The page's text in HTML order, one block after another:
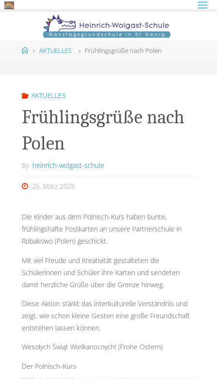
Skip
HomeAKTUELLES Frühlingsgrüße nach Polen
AKTUELLES
Frühlingsgrüße nach
Polen
By heinrich-wolgast-schule
26. März 2026
Die Kinder aus dem Polnisch-Kurs haben bunte,
frühlingshafte Postkarten an unsere Partnerschule in
Robakowo (Polen) geschickt.
Mit viel Freude und Kreativität gestalteten die
Schülerinnen und Schüler ihre Karten und sendeten
damit herzliche Grüße über die Grenze hinweg.
Diese Aktion stärkt das interkulturelle Verständnis und
zeigt, wie schon kleine Gesten eine große Freundschaft
entstehen lassen können.
Wesołych Świąt Wielkanocnych! (Frohe Ostern)
Der Polnisch-Kurs